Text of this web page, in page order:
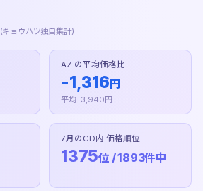
(キョウハツ独自集計)
AZ の平均価格比
-1,316 円
平均: 3,940円
7月のCD内 価格順位
1375位 / 1893件中